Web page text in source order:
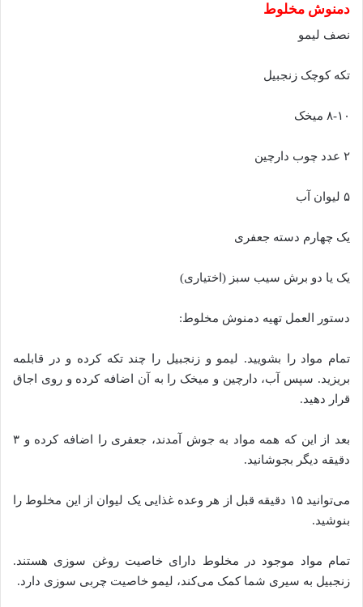
دمنوش مخلوط
نصف لیمو
تکه کوچک زنجبیل
۸-۱۰ میخک
۲ عدد چوب دارچین
۵ لیوان آب
یک چهارم دسته جعفری
یک یا دو برش سیب سبز (اختیاری)
دستور العمل تهیه دمنوش مخلوط:
تمام مواد را بشویید. لیمو و زنجبیل را چند تکه کرده و در قابلمه
بریزید. سپس آب، دارچین و میخک را به آن اضافه کرده و روی اجاق
قرار دهید.
بعد از این که همه مواد به جوش آمدند، جعفری را اضافه کرده و ۳
دقیقه دیگر بجوشانید.
می‌توانید ۱۵ دقیقه قبل از هر وعده غذایی یک لیوان از این مخلوط را
بنوشید.
تمام مواد موجود در مخلوط دارای خاصیت روغن سوزی هستند.
زنجبیل به سیری شما کمک می‌کند، لیمو خاصیت چربی سوزی دارد.